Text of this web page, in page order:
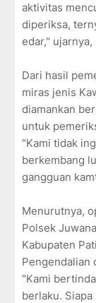
aktivitas
diperiksa,
edar,"
Dari hasil
miras jenis
diamankan
untuk
"Kami tidak
berkembang
gangguan
Menurutnya,
Polsek
Kabupaten
Pengendalian
"Kami
berlaku.